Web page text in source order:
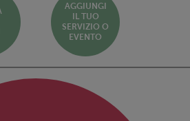
AGGIUNGI
IL TUO
SERVIZIO O
EVENTO